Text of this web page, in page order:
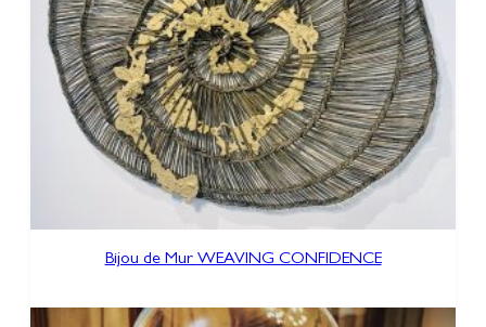
Bijou de Mur WEAVING CONFIDENCE